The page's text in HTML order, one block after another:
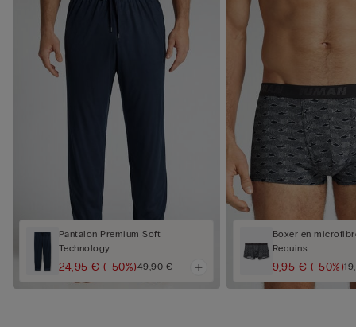
Pantalon Premium Soft
Technology
24,95 €(-50%)49,90 €
Boxer en
Requins
9,95 € (-50%)